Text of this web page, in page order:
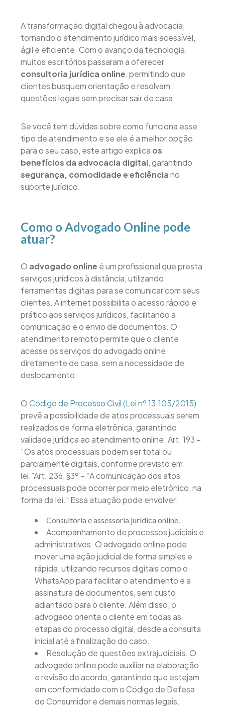
A transformação digital chegou à advocacia,
tornando o atendimento jurídico mais acessível,
ágil e eficiente. Com o avanço da tecnologia,
muitos escritórios passaram a oferecer
consultoria jurídica online, permitindo que
clientes busquem orientação e resolvam
questões legais sem precisar sair de casa.
Se você tem dúvidas sobre como funciona esse
tipo de atendimento e se ele é a melhor opção
para o seu caso, este artigo explica os
benefícios da advocacia digital, garantindo
segurança, comodidade e eficiênciano
suporte jurídico.
Como o Advogado Online pode
atuar?
O advogado online é um profissional que presta
serviços jurídicos à distância, utilizando
ferramentas digitais para se comunicar com seus
clientes. A internet possibilita o acesso rápido e
prático aos serviços jurídicos, facilitando a
comunicação e o envio de documentos. O
atendimento remoto permite que o cliente
acesse os serviços do advogado online
diretamente de casa, sem a necessidade de
deslocamento.
OCódigo de Processo Civil (Lei nº 13.105/2015)
prevê a possibilidade de atos processuais serem
realizados de forma eletrônica, garantindo
validade jurídica ao atendimento online: Art. 193 –
“Os atos processuais podem ser total ou
parcialmente digitais, conforme previsto em
lei.”Art. 236, §3º – “A comunicação dos atos
processuais pode ocorrer por meio eletrônico, na
forma da lei.” Essa atuação pode envolver:
Consultoria e assessoria jurídica online.
Acompanhamento de processos judiciais e
administrativos. O advogado online pode
mover uma ação judicial de forma simples e
rápida, utilizando recursos digitais como o
WhatsApp para facilitar o atendimento e a
assinatura de documentos, sem custo
adiantado para o cliente. Além disso, o
advogado orienta o cliente em todas as
etapas do processo digital, desde a consulta
inicial até a finalização do caso.
Resolução de questões extrajudiciais. O
advogado online pode auxiliar na elaboração
e revisão de acordo, garantindo que estejam
em conformidade com o Código de Defesa
do Consumidor e demais normas legais.